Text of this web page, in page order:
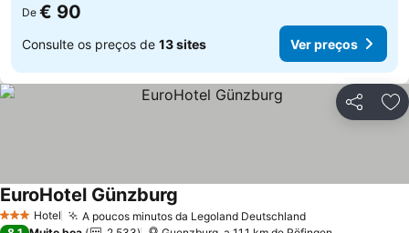
De € 90
Consulte os preços de 13 sites Ver preços
Partilhar
3 EstrelasHotel A poucos minutos da Legoland Deutschland
EuroHotel Günzburg